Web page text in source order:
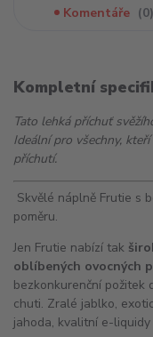
Komentáře
0
Kompletní
Tato lehká příchuť
Ideální pro všechny,
příchutí.
Skvělé náplně Frutie s
poměru.
Jen Frutie nabízí tak
oblíbených ovocných
bezkonkurenční požitek
chuti. Zralé jablko,
jahoda, kvalitní e-